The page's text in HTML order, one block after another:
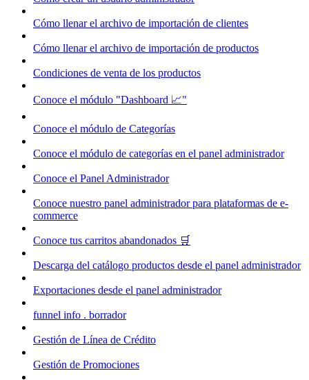
Cómo llenar el archivo de importación de clientes
Cómo llenar el archivo de importación de productos
Condiciones de venta de los productos
Conoce el módulo "Dashboard 📈"
Conoce el módulo de Categorías
Conoce el módulo de categorías en el panel administrador
Conoce el Panel Administrador
Conoce nuestro panel administrador para plataformas de e-
commerce
Conoce tus carritos abandonados 🛒
Descarga del catálogo productos desde el panel administrador
Exportaciones desde el panel administrador
funnel info . borrador
Gestión de Línea de Crédito
Gestión de Promociones